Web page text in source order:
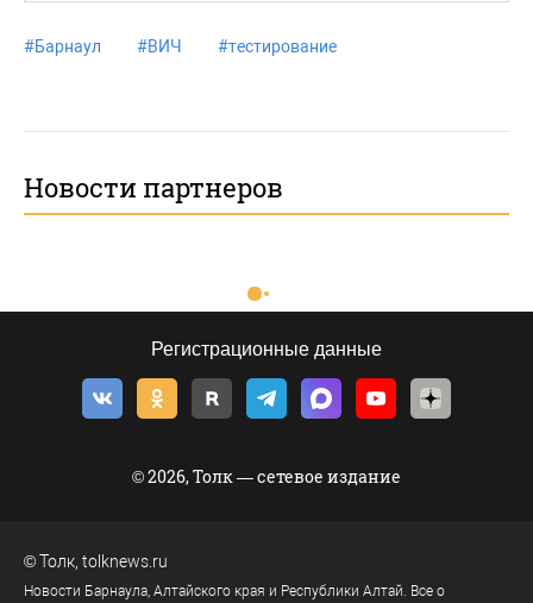
#Барнаул #ВИЧ #тестирование
Новости партнеров
Регистрационные данные
© 2026, Толк — сетевое издание
©Толк tolknews.ru
Новости Барнаула, Алтайского края и Республики Алтай. Все о